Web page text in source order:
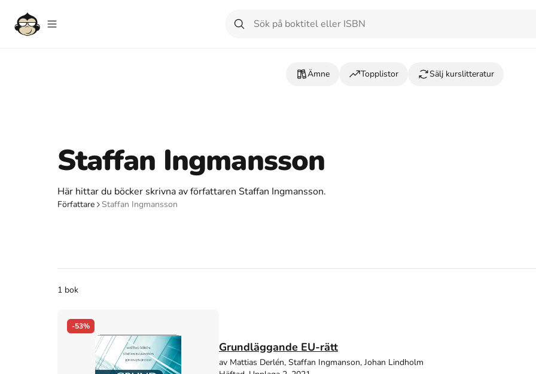
Ämne Topplistor Sälj kurslitteratur
Staffan Ingmansson
Här hittar du böcker skrivna av författaren Staffan Ingmansson.
Författare Staffan Ingmansson
1 bok
-53%
Grundläggande EU-rätt
av Mattias Derlén, Staffan Ingmanson, Johan Lindholm